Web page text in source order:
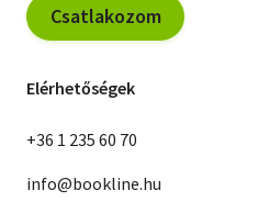
Csatlakozom
Elérhetőségek
+36 1 235 60 70
info@bookline.hu